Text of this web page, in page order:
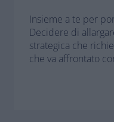
Insieme a te per
Decidere di
strategica che
che va affrontato